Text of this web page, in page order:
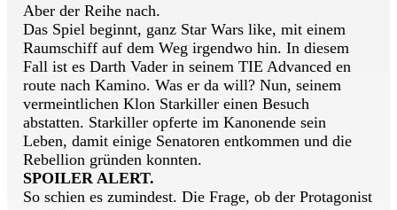
Aber der Reihe nach.
Das Spiel beginnt, ganz Star Wars like, mit einem
Raumschiff auf dem Weg irgendwo hin. In diesem
Fall ist es Darth Vader in seinem TIE Advanced en
route nach Kamino. Was er da will? Nun, seinem
vermeintlichen Klon Starkiller einen Besuch
abstatten. Starkiller opferte im Kanonende sein
Leben, damit einige Senatoren entkommen und die
Rebellion gründen konnten.
SPOILER ALERT.
So schien es zumindest. Die Frage, ob der Protagonist